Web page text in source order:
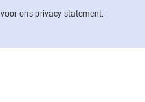
voor ons privacy statement.